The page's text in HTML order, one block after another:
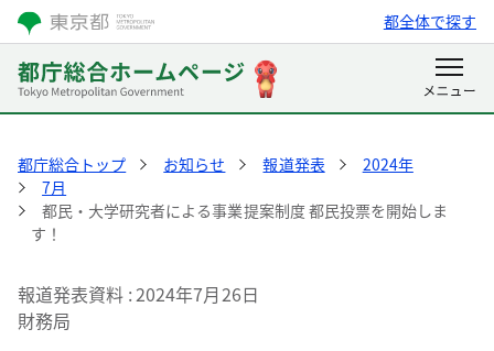
都全体で探す
都庁総合トップ お知らせ 報道発表
2024年
7月
都民・大学研究者による事業提案制度 都民投票を開始しま
す！
報道発表資料 2024年7月26日
財務局